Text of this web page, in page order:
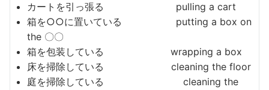
カートを引っ張る pulling a cart
箱を○○に置いている putting a box on
the 〇〇
箱を包装している wrapping a box
床を掃除している cleaning the floor
庭を掃除している cleaning the